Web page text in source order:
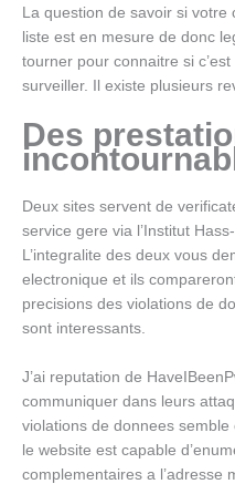
La question de savoir si
liste est en mesure de donc
tourner pour connaitre si
surveiller. Il existe plusieurs
Des
Deux sites servent de
service gere via l’Institut
L’integralite des deux vous
electronique et ils
precisions des violations de
sont interessants.
J’ai reputation de
communiquer dans leurs
violations de donnees semble
le website est capable
complementaires a l’adresse